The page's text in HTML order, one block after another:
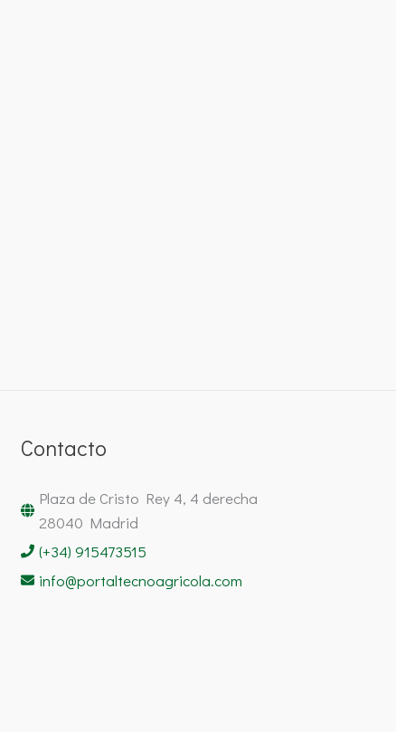
Contacto
Plaza de Cristo Rey 4, 4 derecha
28040 Madrid
(+34) 915473515
info@portaltecnoagricola.com